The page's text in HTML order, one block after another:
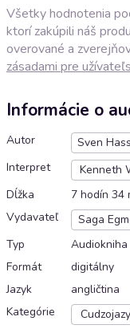
Všetky hodnotenia
ktorí zakúpili náš
overované a
zásadami pre
Informácie o
Autor
Sven
Interpret
Kenneth
Dĺžka
7 hodín 34
Vydavateľ
Saga
Typ
Audiokniha
Formát
digitálny
Jazyk
angličtina
Kategórie